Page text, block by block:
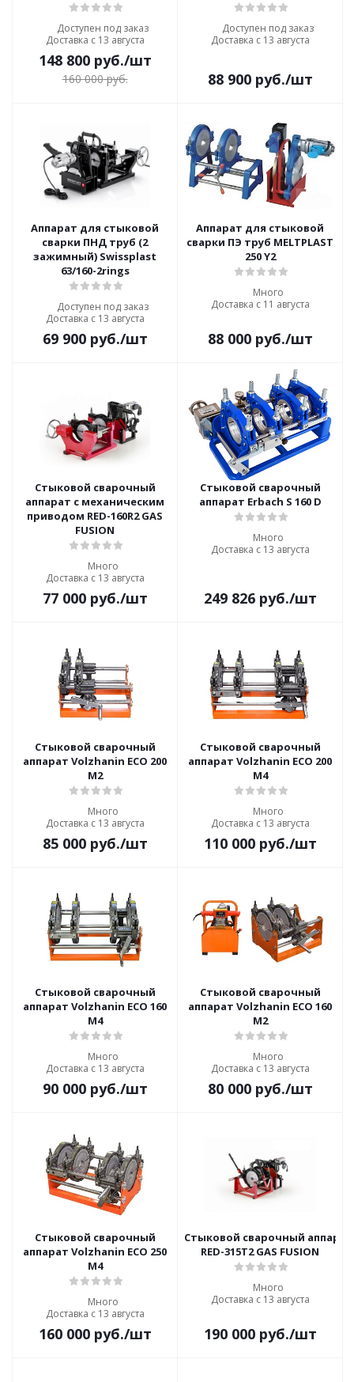
Доступен под заказ
Доставка с 13 августа
148 800руб./шт
160 000руб.
Доступен под заказ
Доставка с 13 августа
88 900руб./шт
Аппарат для стыковой
сварки ПНД труб (2
зажимный) Swissplast
63/160-2rings
Доступен под заказ
Доставка с 13 августа
69 900руб./шт
Аппарат для стыковой
сварки ПЭ труб MELTPLAST
250 Y2
Много
Доставка с 11 августа
88 000руб./шт
Стыковой сварочный
аппарат с механическим
приводом RED-160R2 GAS
FUSION
Много
Доставка с 13 августа
77 000руб./шт
Стыковой сварочный
аппарат Erbach S 160 D
Много
Доставка с 13 августа
249 826руб./шт
Стыковой сварочный
аппарат Volzhanin ECO 200
M2
Много
Доставка с 13 августа
85 000руб./шт
Стыковой сварочный
аппарат Volzhanin ECO 200
M4
Много
Доставка с 13 августа
110 000руб./шт
Стыковой сварочный
аппарат Volzhanin ECO 160
M4
Много
Доставка с 13 августа
90 000руб./шт
Стыковой сварочный
аппарат Volzhanin ECO 160
M2
Много
Доставка с 13 августа
80 000руб./шт
Стыковой сварочный
аппарат Volzhanin ECO 250
M4
Много
Доставка с 13 августа
160 000руб./шт
Стыковой сварочный
RED-315T2 GAS FUSION
Много
Доставка с 13 августа
190 000руб./шт